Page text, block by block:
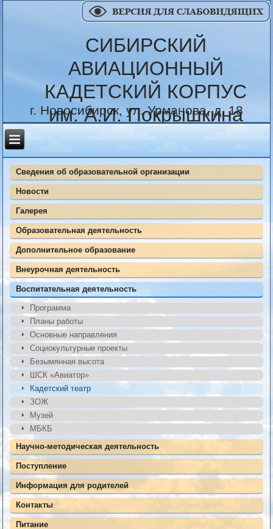
СИБИРСКИЙ
АВИАЦИОННЫЙ
КАДЕТСКИЙ КОРПУС
им. А.И. Покрышкина
г. Новосибирск, ул. Урманова, д. 18
Сведения об образовательной организации
Новости
Галерея
Образовательная деятельность
Дополнительное образование
Внеурочная деятельность
Воспитательная деятельность
Программа
Планы работы
Основные направления
Социокультурные проекты
Безымянная высота
ШСК «Авиатор»
Кадетский театр
ЗОЖ
Музей
МБКБ
Научно-методическая деятельность
Поступление
Информация для родителей
Контакты
Питание